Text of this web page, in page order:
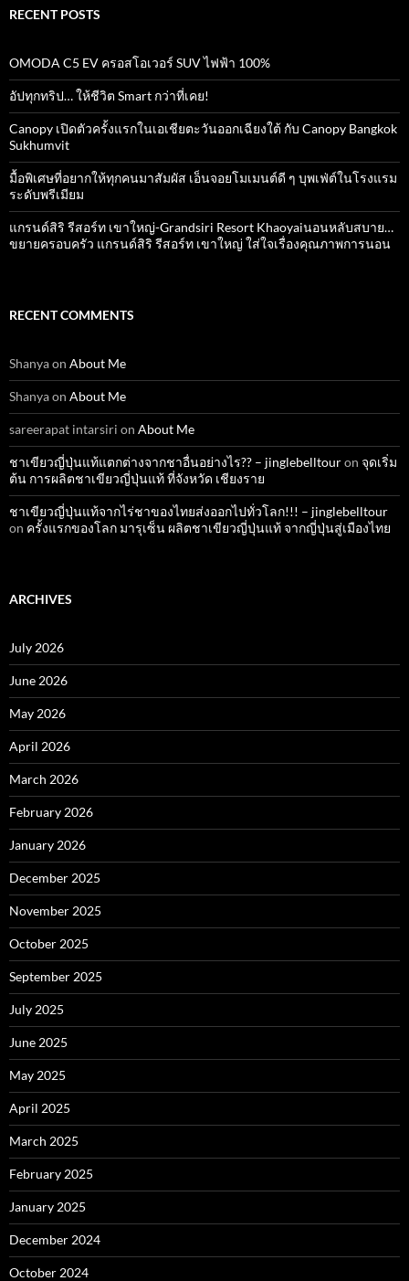
RECENT POSTS
OMODA C5 EV ครอสโอเวอร์ SUV ไฟฟ้า 100%
อัปทุกทริป… ให้ชีวิต Smart กว่าที่เคย!
Canopy เปิดตัวครั้งแรกในเอเชียตะวันออกเฉียงใต้ กับ Canopy Bangkok
Sukhumvit
มื้อพิเศษที่อยากให้ทุกคนมาสัมผัส เอ็นจอยโมเมนต์ดี ๆ บุพเฟ่ต์ในโรงแรม
ระดับพรีเมียม
แกรนด์สิริ​ รีสอร์ท​ เขาใหญ่​-Grandsiri​ Resort​ Khaoyaiนอนหลับสบาย…
ขยายครอบครัว แกรนด์สิริ รีสอร์ท เขาใหญ่ ใส่ใจเรื่องคุณภาพการนอน
RECENT COMMENTS
Shanyaon About Me
Shanyaon About Me
sareerapat intarsiri on About Me
ชาเขียวญี่ปุ่นแท้แตกต่างจากชาอื่นอย่างไร?? – jinglebelltouron จุดเริ่ม
ต้น การผลิตชาเขียวญี่ปุ่นแท้ ที่จังหวัด เชียงราย
ชาเขียวญี่ปุ่นแท้จากไร่ชาของไทยส่งออกไปทั่วโลก!!! – jinglebelltour
on ครั้งแรกของโลก มารุเซ็น ผลิตชาเขียวญี่ปุ่นแท้ จากญี่ปุ่นสู่เมืองไทย
ARCHIVES
July 2026
June 2026
May 2026
April 2026
March 2026
February 2026
January 2026
December 2025
November 2025
October 2025
September 2025
July 2025
June 2025
May 2025
April 2025
March 2025
February 2025
January 2025
December 2024
October 2024